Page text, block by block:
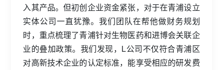
入其产品。但初创企业资金紧张，对于在青浦设立
实体公司一直犹豫。我们团队在帮他做财务规划
时，重点梳理了青浦针对生物医药和进博会关联企
业的叠加政策。我们发现，L公司不仅符合青浦区
对高新技术企业的认定标准，能享受相应的研发费